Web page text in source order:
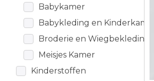
Babykamer
Babykleding en Kinderkamer
Broderie en Wiegbekleding
Meisjes Kamer
Kinderstoffen